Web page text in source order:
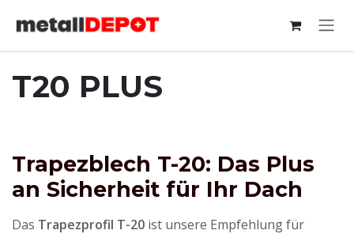
T20 PLUS
Trapezblech T-20: Das Plus
an Sicherheit für Ihr Dach
Das Trapezprofil T-20 ist unsere Empfehlung für